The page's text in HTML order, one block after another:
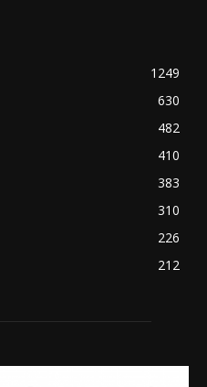
1249
630
482
410
383
310
226
212